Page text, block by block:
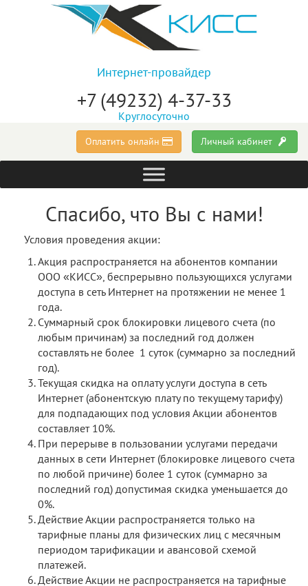
Интернет-провайдер
+7 (49232) 4-37-33
Круглосуточно
Личный кабинет
Оплатить онлайн
Спасибо, что Вы с нами!
Условия проведения акции:
Акция распространяется на абонентов компании
ООО «КИСС», беспрерывно пользующихся услугами
доступа в сеть Интернет на протяжении не менее 1
года.
Суммарный срок блокировки лицевого счета (по
любым причинам) за последний год должен
составлять не более 1 суток (суммарно за последний
год).
Текущая скидка на оплату услуги доступа в сеть
Интернет (абонентскую плату по текущему тарифу)
для подпадающих под условия Акции абонентов
составляет 10%.
При перерыве в пользовании услугами передачи
данных в сети Интернет (блокировке лицевого счета
по любой причине) более 1 суток (суммарно за
последний год) допустимая скидка уменьшается до
0%.
Действие Акции распространяется только на
тарифные планы для физических лиц с месячным
периодом тарификации и авансовой схемой
платежей.
Действие Акции не распространяется на тарифные